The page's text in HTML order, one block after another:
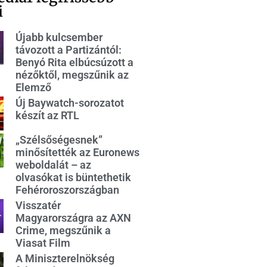
Újabb kulcsember
távozott a Partizántól:
Benyó Rita elbúcsúzott a
nézőktől, megszűnik az
Elemző
Új Baywatch-sorozatot
készít az RTL
„Szélsőségesnek”
minősítették az Euronews
weboldalát – az
olvasókat is büntethetik
Fehéroroszországban
Visszatér
Magyarországra az AXN
Crime, megszűnik a
Viasat Film
A Miniszterelnökség